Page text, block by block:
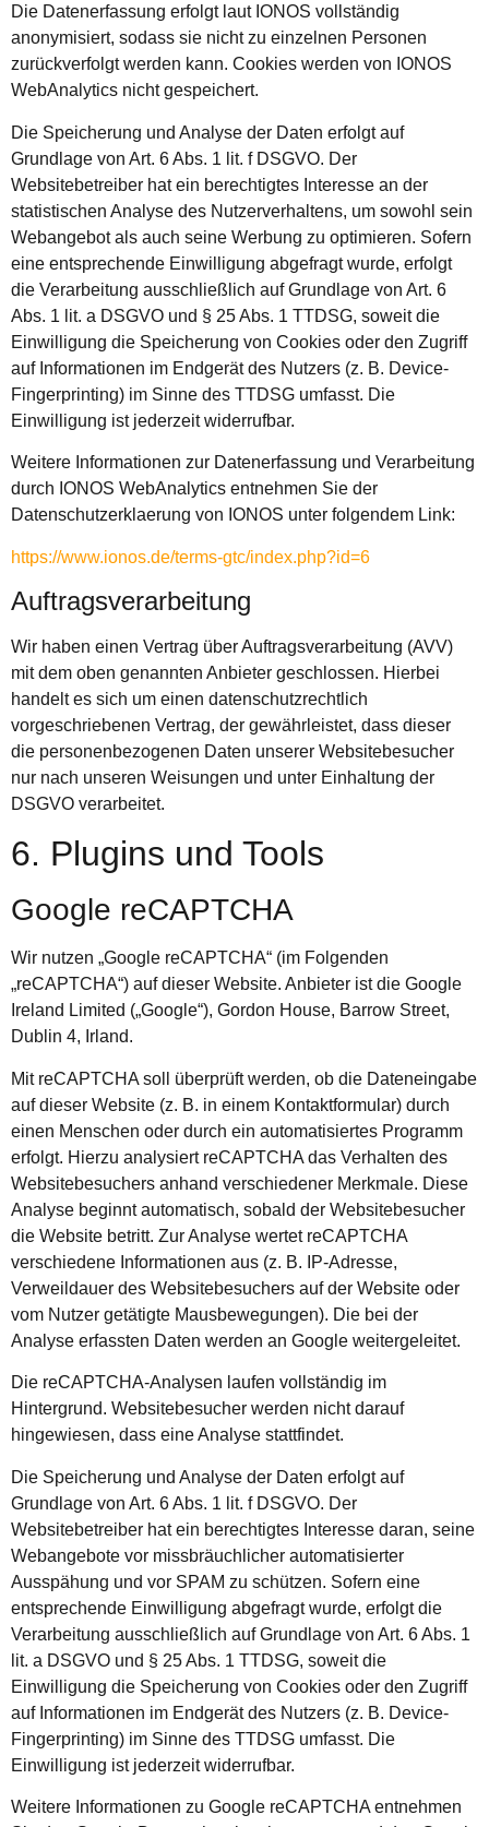
Die Datenerfassung erfolgt laut IONOS vollständig
anonymisiert, sodass sie nicht zu einzelnen Personen
zurückverfolgt werden kann. Cookies werden von IONOS
WebAnalytics nicht gespeichert.
Die Speicherung und Analyse der Daten erfolgt auf
Grundlage von Art. 6 Abs. 1 lit. f DSGVO. Der
Websitebetreiber hat ein berechtigtes Interesse an der
statistischen Analyse des Nutzerverhaltens, um sowohl sein
Webangebot als auch seine Werbung zu optimieren. Sofern
eine entsprechende Einwilligung abgefragt wurde, erfolgt
die Verarbeitung ausschließlich auf Grundlage von Art. 6
Abs. 1 lit. a DSGVO und § 25 Abs. 1 TTDSG, soweit die
Einwilligung die Speicherung von Cookies oder den Zugriff
auf Informationen im Endgerät des Nutzers (z. B. Device-
Fingerprinting) im Sinne des TTDSG umfasst. Die
Einwilligung ist jederzeit widerrufbar.
Weitere Informationen zur Datenerfassung und Verarbeitung
durch IONOS WebAnalytics entnehmen Sie der
Datenschutzerklaerung von IONOS unter folgendem Link:
https://www.ionos.de/terms-gtc/index.php?id=6
Auftragsverarbeitung
Wir haben einen Vertrag über Auftragsverarbeitung (AVV)
mit dem oben genannten Anbieter geschlossen. Hierbei
handelt es sich um einen datenschutzrechtlich
vorgeschriebenen Vertrag, der gewährleistet, dass dieser
die personenbezogenen Daten unserer Websitebesucher
nur nach unseren Weisungen und unter Einhaltung der
DSGVO verarbeitet.
6. Plugins und Tools
Google reCAPTCHA
Wir nutzen „Google reCAPTCHA“ (im Folgenden
„reCAPTCHA“) auf dieser Website. Anbieter ist die Google
Ireland Limited („Google“), Gordon House, Barrow Street,
Dublin 4, Irland.
Mit reCAPTCHA soll überprüft werden, ob die Dateneingabe
auf dieser Website (z. B. in einem Kontaktformular) durch
einen Menschen oder durch ein automatisiertes Programm
erfolgt. Hierzu analysiert reCAPTCHA das Verhalten des
Websitebesuchers anhand verschiedener Merkmale. Diese
Analyse beginnt automatisch, sobald der Websitebesucher
die Website betritt. Zur Analyse wertet reCAPTCHA
verschiedene Informationen aus (z. B. IP-Adresse,
Verweildauer des Websitebesuchers auf der Website oder
vom Nutzer getätigte Mausbewegungen). Die bei der
Analyse erfassten Daten werden an Google weitergeleitet.
Die reCAPTCHA-Analysen laufen vollständig im
Hintergrund. Websitebesucher werden nicht darauf
hingewiesen, dass eine Analyse stattfindet.
Die Speicherung und Analyse der Daten erfolgt auf
Grundlage von Art. 6 Abs. 1 lit. f DSGVO. Der
Websitebetreiber hat ein berechtigtes Interesse daran, seine
Webangebote vor missbräuchlicher automatisierter
Ausspähung und vor SPAM zu schützen. Sofern eine
entsprechende Einwilligung abgefragt wurde, erfolgt die
Verarbeitung ausschließlich auf Grundlage von Art. 6 Abs. 1
lit. a DSGVO und § 25 Abs. 1 TTDSG, soweit die
Einwilligung die Speicherung von Cookies oder den Zugriff
auf Informationen im Endgerät des Nutzers (z. B. Device-
Fingerprinting) im Sinne des TTDSG umfasst. Die
Einwilligung ist jederzeit widerrufbar.
Weitere Informationen zu Google reCAPTCHA entnehmen